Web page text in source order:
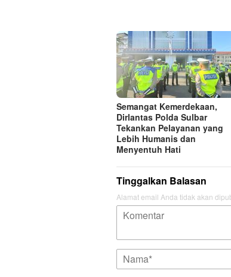
Semangat Kemerdekaan,
Dirlantas Polda Sulbar
Tekankan Pelayanan yang
Lebih Humanis dan
Menyentuh Hati
Tinggalkan Balasan
Alamat email Anda tidak akan